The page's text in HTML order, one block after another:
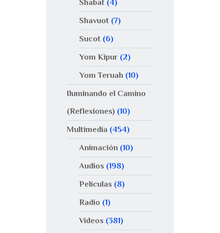
Shabat(4)
Shavuot(7)
Sucot(6)
Yom Kipur(2)
Yom Teruah (10)
Iluminando el Camino
(Reflexiones) (10)
Multimedia (454)
Animación(10)
Audios (198)
Películas (8)
Radio (1)
Videos (381)